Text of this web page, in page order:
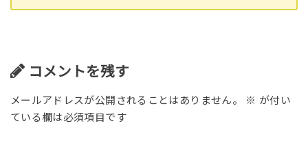
コメントを残す
メールアドレスが公開されることはありません。 ※ が付い
ている欄は必須項目です